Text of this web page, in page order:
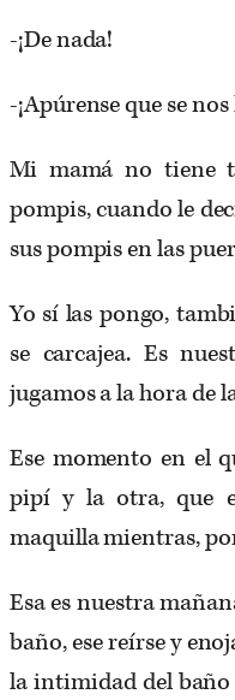
-¡De nada!
-¡Apúrense que se
Mi mamá no tiene
pompis, cuando le
sus pompis en las
Yo sí las pongo,
se carcajea. Es
jugamos a la hora de
Ese momento en el
pipí y la otra, que
maquilla mientras,
Esa es nuestra
baño, ese reírse y
la intimidad del baño